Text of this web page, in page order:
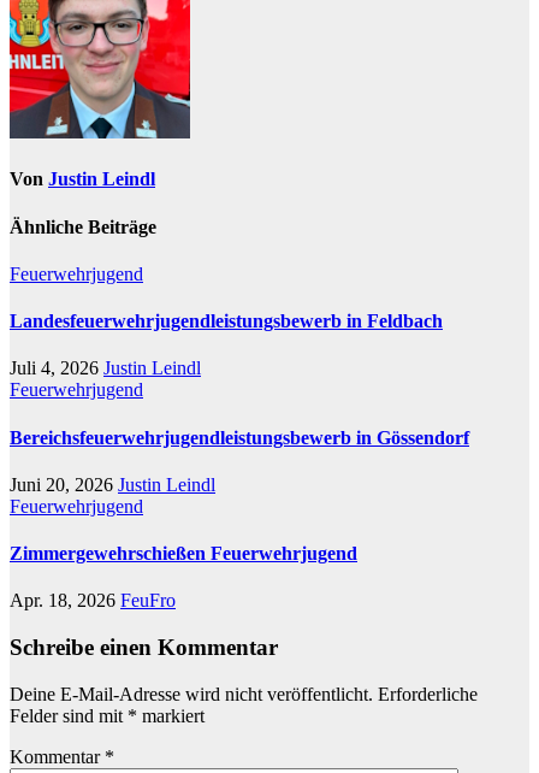
Von Justin Leindl
Ähnliche Beiträge
Feuerwehrjugend
Landesfeuerwehrjugendleistungsbewerb in Feldbach
Juli 4, 2026 Justin Leindl
Feuerwehrjugend
Bereichsfeuerwehrjugendleistungsbewerb in Gössendorf
Juni 20, 2026 Justin Leindl
Feuerwehrjugend
Zimmergewehrschießen Feuerwehrjugend
Apr. 18, 2026 FeuFro
Schreibe einen Kommentar
Deine E-Mail-Adresse wird nicht veröffentlicht. Erforderliche
Felder sind mit * markiert
Kommentar *